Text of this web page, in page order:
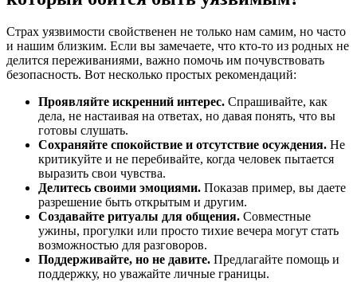
Страх уязвимости свойственен не только нам самим, но часто
и нашим близким. Если вы замечаете, что кто-то из родных не
делится переживаниями, важно помочь им почувствовать
безопасность. Вот несколько простых рекомендаций:
Проявляйте искренний интерес. Спрашивайте, как
дела, не настаивая на ответах, но давая понять, что вы
готовы слушать.
Сохраняйте спокойствие и отсутствие осуждения. Не
критикуйте и не перебивайте, когда человек пытается
выразить свои чувства.
Делитесь своими эмоциями. Показав пример, вы даете
разрешение быть открытым и другим.
Создавайте ритуалы для общения. Совместные
ужины, прогулки или просто тихие вечера могут стать
возможностью для разговоров.
Поддерживайте, но не давите. Предлагайте помощь и
поддержку, но уважайте личные границы.